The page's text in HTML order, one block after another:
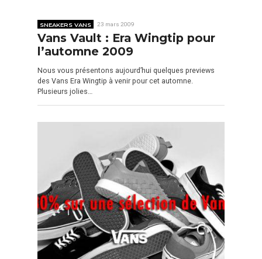
SNEAKERS VANS 23 mars 2009
Vans Vault : Era Wingtip pour
l’automne 2009
Nous vous présentons aujourd’hui quelques previews
des Vans Era Wingtip à venir pour cet automne.
Plusieurs jolies…